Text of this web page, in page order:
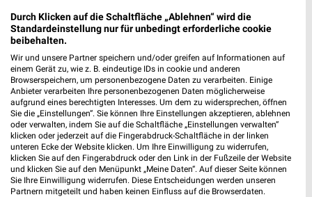
sonne.sh Filialen & Öffnungszeiten für
Spedition Heiser Prospekte und Angebote für
Wentorf bei Hamburg
Spielweltland Prospekte & Spielzeug für
Osterrönfeld
Durch Klicken auf die Schaltfläche „Ablehnen“ wird die
Standardeinstellung nur für unbedingt erforderliche cookie
beibehalten.
Wir und unsere Partner speichern und/oder greifen auf Informationen auf
einem Gerät zu, wie z. B. eindeutige IDs in cookie und anderen
Browserspeichern, um personenbezogene Daten zu verarbeiten. Einige
Anbieter verarbeiten Ihre personenbezogenen Daten möglicherweise
aufgrund eines berechtigten Interesses. Um dem zu widersprechen, öffnen
Sie die „Einstellungen“. Sie können Ihre Einstellungen akzeptieren, ablehnen
oder verwalten, indem Sie auf die Schaltfläche „Einstellungen verwalten“
klicken oder jederzeit auf die Fingerabdruck-Schaltfläche in der linken
unteren Ecke der Website klicken. Um Ihre Einwilligung zu widerrufen,
klicken Sie auf den Fingerabdruck oder den Link in der Fußzeile der Website
und klicken Sie auf den Menüpunkt „Meine Daten“. Auf dieser Seite können
Sie Ihre Einwilligung widerrufen. Diese Entscheidungen werden unseren
Partnern mitgeteilt und haben keinen Einfluss auf die Browserdaten.